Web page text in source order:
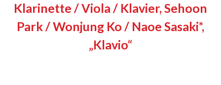
Klarinette / Viola / Klavier, Sehoon
Park / Wonjung Ko / Naoe Sasaki*,
„Klavio“